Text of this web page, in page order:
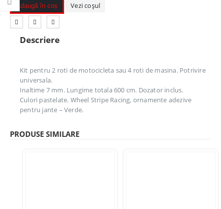
Adaugă în coș Vezi coșul
Descriere
Kit pentru 2 roti de motocicleta sau 4 roti de masina. Potrivire
universala.
Inaltime 7 mm. Lungime totala 600 cm. Dozator inclus.
Culori pastelate. Wheel Stripe Racing, ornamente adezive
pentru jante – Verde.
PRODUSE SIMILARE